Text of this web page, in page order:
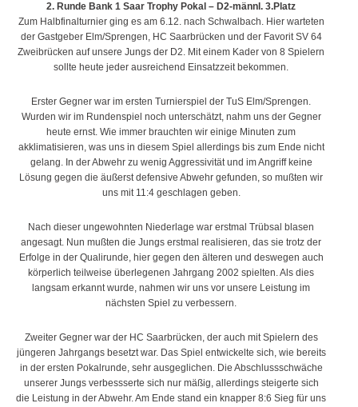
2. Runde Bank 1 Saar Trophy Pokal – D2-männl. 3.Platz
Zum Halbfinalturnier ging es am 6.12. nach Schwalbach. Hier warteten
der Gastgeber Elm/Sprengen, HC Saarbrücken und der Favorit SV 64
Zweibrücken auf unsere Jungs der D2. Mit einem Kader von 8 Spielern
sollte heute jeder ausreichend Einsatzzeit bekommen.
Erster Gegner war im ersten Turnierspiel der TuS Elm/Sprengen.
Wurden wir im Rundenspiel noch unterschätzt, nahm uns der Gegner
heute ernst. Wie immer brauchten wir einige Minuten zum
akklimatisieren, was uns in diesem Spiel allerdings bis zum Ende nicht
gelang. In der Abwehr zu wenig Aggressivität und im Angriff keine
Lösung gegen die äußerst defensive Abwehr gefunden, so mußten wir
uns mit 11:4 geschlagen geben.
Nach dieser ungewohnten Niederlage war erstmal Trübsal blasen
angesagt. Nun mußten die Jungs erstmal realisieren, das sie trotz der
Erfolge in der Qualirunde, hier gegen den älteren und deswegen auch
körperlich teilweise überlegenen Jahrgang 2002 spielten. Als dies
langsam erkannt wurde, nahmen wir uns vor unsere Leistung im
nächsten Spiel zu verbessern.
Zweiter Gegner war der HC Saarbrücken, der auch mit Spielern des
jüngeren Jahrgangs besetzt war. Das Spiel entwickelte sich, wie bereits
in der ersten Pokalrunde, sehr ausgeglichen. Die Abschlussschwäche
unserer Jungs verbessserte sich nur mäßig, allerdings steigerte sich
die Leistung in der Abwehr. Am Ende stand ein knapper 8:6 Sieg für uns